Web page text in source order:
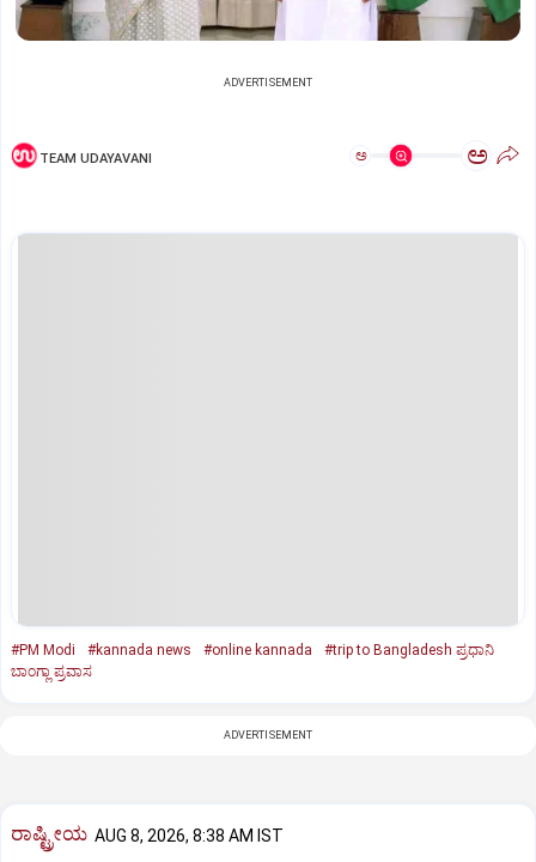
ADVERTISEMENT
TEAM UDAYAVANI ಅ ಅ
#PM Modi #kannada news #online kannada
#trip to Bangladesh ಪ್ರಧಾನಿ
ಬಾಂಗ್ಲಾ ಪ್ರವಾಸ
ADVERTISEMENT
ರಾಷ್ಟ್ರೀಯ AUG 8, 2026, 8:38 AM IST